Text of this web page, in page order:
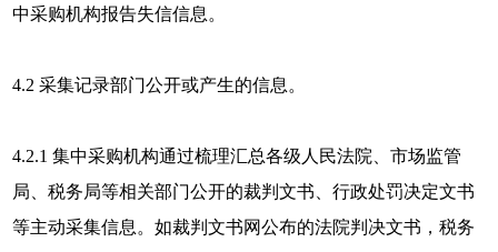
中采购机构报告失信信息。
4.2 采集记录部门公开或产生的信息。
4.2.1 集中采购机构通过梳理汇总各级人民法院、市场监管
局、税务局等相关部门公开的裁判文书、行政处罚决定文书
等主动采集信息。如裁判文书网公布的法院判决文书，税务